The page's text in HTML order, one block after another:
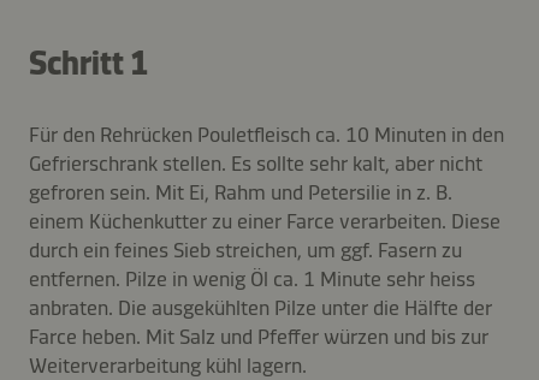
Schritt 1
Für den Rehrücken Pouletfleisch ca. 10 Minuten in den
Gefrierschrank stellen. Es sollte sehr kalt, aber nicht
gefroren sein. Mit Ei, Rahm und Petersilie in z. B.
einem Küchenkutter zu einer Farce verarbeiten. Diese
durch ein feines Sieb streichen, um ggf. Fasern zu
entfernen. Pilze in wenig Öl ca. 1 Minute sehr heiss
anbraten. Die ausgekühlten Pilze unter die Hälfte der
Farce heben. Mit Salz und Pfeffer würzen und bis zur
Weiterverarbeitung kühl lagern.